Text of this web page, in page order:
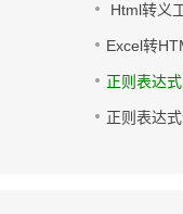
Html转义
Excel转
正则表达
正则表达